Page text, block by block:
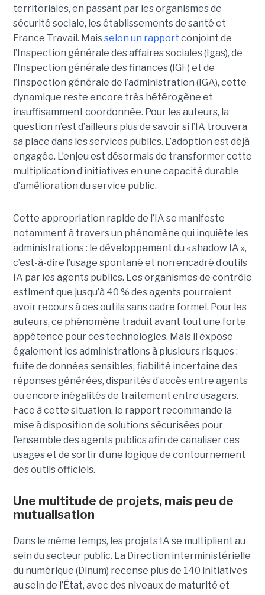
territoriales, en passant par les organismes de
sécurité sociale, les établissements de santé et
France Travail. Maisselon un rapport conjoint de
l’Inspection générale des affaires sociales (Igas), de
l’Inspection générale des finances (IGF) et de
l’Inspection générale de l’administration (IGA), cette
dynamique reste encore très hétérogène et
insuffisamment coordonnée. Pour les auteurs, la
question n’est d’ailleurs plus de savoir si l’IA trouvera
sa place dans les services publics. L’adoption est déjà
engagée. L’enjeu est désormais de transformer cette
multiplication d’initiatives en une capacité durable
d’amélioration du service public.
Cette appropriation rapide de l’IA se manifeste
notamment à travers un phénomène qui inquiète les
administrations : le développement du « shadow IA »,
c’est-à-dire l’usage spontané et non encadré d’outils
IA par les agents publics. Les organismes de contrôle
estiment que jusqu’à 40 % des agents pourraient
avoir recours à ces outils sans cadre formel. Pour les
auteurs, ce phénomène traduit avant tout une forte
appétence pour ces technologies. Mais il expose
également les administrations à plusieurs risques :
fuite de données sensibles, fiabilité incertaine des
réponses générées, disparités d’accès entre agents
ou encore inégalités de traitement entre usagers.
Face à cette situation, le rapport recommande la
mise à disposition de solutions sécurisées pour
l’ensemble des agents publics afin de canaliser ces
usages et de sortir d’une logique de contournement
des outils officiels.
Une multitude de projets, mais peu de
mutualisation
Dans le même temps, les projets IA se multiplient au
sein du secteur public. La Direction interministérielle
du numérique (Dinum) recense plus de 140 initiatives
au sein de l’État, avec des niveaux de maturité et